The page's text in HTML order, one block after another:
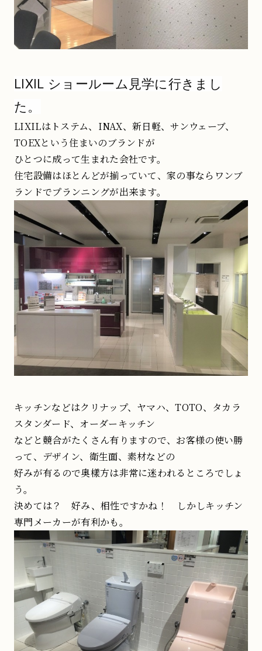
LIXIL ショールーム見学に行きまし
た。
LIXILはトステム、INAX、新日軽、サンウェーブ、
TOEXという住まいのブランドが
ひとつに成って生まれた会社です。
住宅設備はほとんどが揃っていて、家の事ならワンブ
ランドでプランニングが出来ます。
キッチンなどはクリナップ、ヤマハ、TOTO、タカラ
スタンダード、オーダーキッチン
などと競合がたくさん有りますので、お客様の使い勝
って、デザイン、衛生面、素材などの
好みが有るので奥樣方は非常に迷われるところでしょ
う。
決めては？ 好み、相性ですかね！ しかしキッチン
専門メーカーが有利かも。